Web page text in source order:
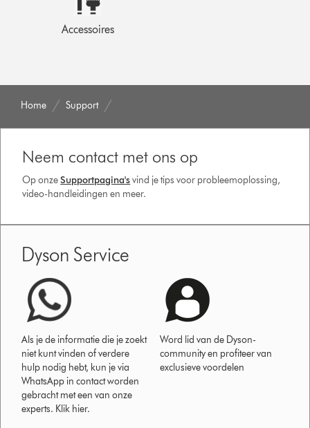
Accessoires
Home Support
Neem contact met ons op
Op onzeSupportpagina'svind je tips voor probleemoplossing,
video-handleidingen en meer.
Dyson Service
Als je de informatie die je zoekt
niet kunt vinden of verdere
hulp nodig hebt, kun je via
WhatsApp in contact worden
gebracht met een van onze
experts. Klik hier.
Word lid van de Dyson-
community en profiteer van
exclusieve voordelen